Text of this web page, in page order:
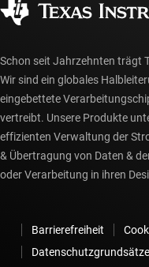
myTI-Konto FAQs
Schon seit Jahrzehnten trägt
Wir sind ein globales
eingebettete
vertreibt. Unsere Produkte
effizienten Verwaltung der
& Übertragung von Daten &
oder Verarbeitung in ihren
Barrierefreiheit
Datenschutzgrundsätze